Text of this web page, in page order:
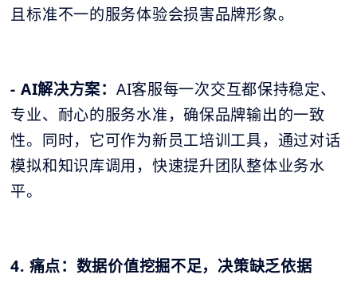
且标准不一的服务体验会损害品牌形象。
- AI解决方案： AI客服每一次交互都保持稳定、
专业、耐心的服务水准，确保品牌输出的一致
性。同时，它可作为新员工培训工具，通过对话
模拟和知识库调用，快速提升团队整体业务水
平。
4. 痛点：数据价值挖掘不足，决策缺乏依据